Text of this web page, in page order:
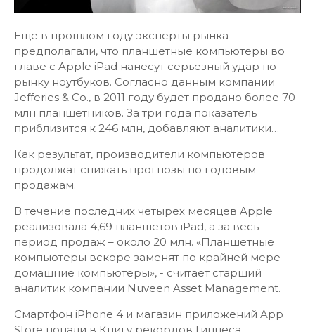
Еще в прошлом году эксперты рынка
предполагали, что планшетные компьютеры во
главе с Apple iPad нанесут серьезный удар по
рынку ноутбуков. Согласно данным компании
Jefferies & Co., в 2011 году будет продано более 70
млн планшетников. За три года показатель
приблизится к 246 млн, добавляют аналитики…
Как результат, производители компьютеров
продолжат снижать прогнозы по годовым
продажам.
В течение последних четырех месяцев Apple
реализовала 4,69 планшетов iPad, а за весь
период продаж – около 20 млн. «Планшетные
компьютеры вскоре заменят по крайней мере
домашние компьютеры», - считает старший
аналитик компании Nuveen Asset Management.
Смартфон iPhone 4 и магазин приложений App